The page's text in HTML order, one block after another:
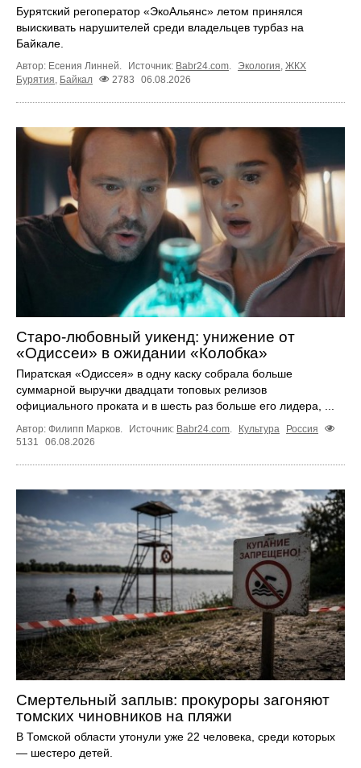
Бурятский регоператор «ЭкоАльянс» летом принялся
выискивать нарушителей среди владельцев турбаз на
Байкале.
Автор: Есения Линней. Источник: Babr24.com Экология ЖКХ
Бурятия Байкал 2783 06.08.2026
Старо-любовный уикенд: унижение от
«Одиссеи» в ожидании «Колобка»
Пиратская «Одиссея» в одну каску собрала больше
суммарной выручки двадцати топовых релизов
официального проката и в шесть раз больше его лидера, ...
Автор: Филипп Марков. Источник: Babr24.com. Культура
Россия
5131
06.08.2026
Смертельный заплыв: прокуроры загоняют
томских чиновников на пляжи
В Томской области утонули уже 22 человека, среди которых
— шестеро детей.